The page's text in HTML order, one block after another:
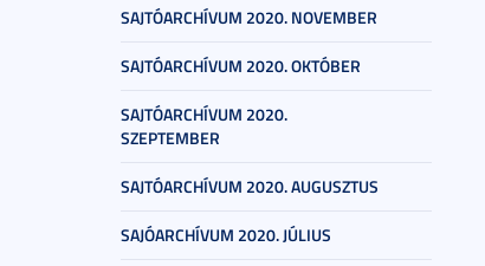
SAJTÓARCHÍVUM 2020. NOVEMBER
SAJTÓARCHÍVUM 2020. OKTÓBER
SAJTÓARCHÍVUM 2020.
SZEPTEMBER
SAJTÓARCHÍVUM 2020. AUGUSZTUS
SAJÓARCHÍVUM 2020. JÚLIUS